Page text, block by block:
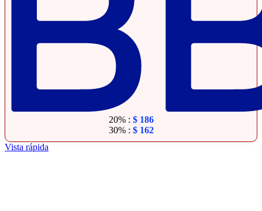
20% : $186
30% : $162
Vista rápida